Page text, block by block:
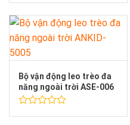
hạng
0
5
sao
Bộ vận động leo trèo đa
năng ngoài trời ASE-006